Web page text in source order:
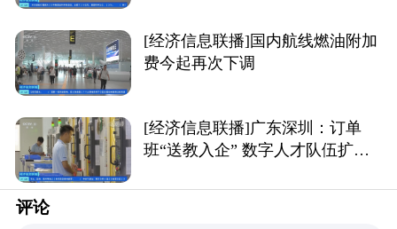
[经济信息联播]国内航线燃油附加
费今起再次下调
[经济信息联播]广东深圳：订单
班“送教入企” 数字人才队伍扩容
评论